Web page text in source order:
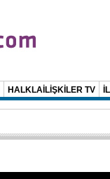
HALKLAİLİŞKİLER TV